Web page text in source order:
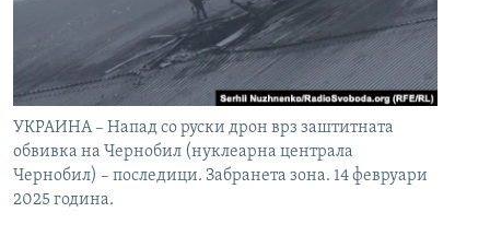
УКРАИНА – Напад со руски дрон врз заштитната
обвивка на Чернобил (нуклеарна централа
Чернобил) – последици. Забранета зона. 14 февруари
2025 година.